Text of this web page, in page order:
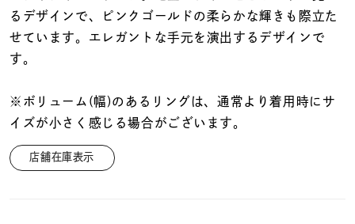
着用シーン
コレクション
レディース
～
るデザインで、ピンクゴールドの柔らかな輝きも際立た
せています。エレガントな手元を演出するデザインで
す。
※ボリューム(幅)のあるリングは、通常より着用時にサ
イズが小さく感じる場合がございます。
店舗在庫表示